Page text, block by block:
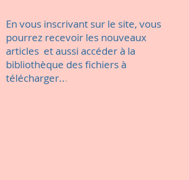
En vous inscrivant sur le site, vous
pourrez recevoir les nouveaux
articles et aussi accéder à la
bibliothèque des fichiers à
télécharger...